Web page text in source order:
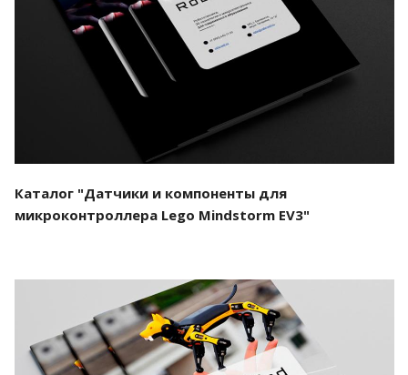
Смотреть проект
Каталог "Датчики и компоненты для
микроконтроллера Lego Mindstorm EV3"